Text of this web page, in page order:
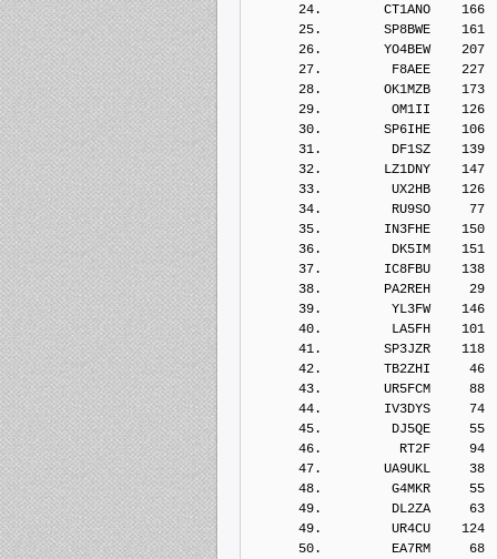
24.        CT1ANO    166
25.        SP8BWE    161
26.        YO4BEW    207
27.         F8AEE    227
28.        OK1MZB    173
29.         OM1II    126
30.        SP6IHE    106
31.         DF1SZ    139
32.        LZ1DNY    147
33.         UX2HB    126
34.         RU9SO     77
35.        IN3FHE    150
36.         DK5IM    151
37.        IC8FBU    138
38.        PA2REH     29
39.         YL3FW    146
40.         LA5FH    101
41.        SP3JZR    118
42.        TB2ZHI     46
43.        UR5FCM     88
44.        IV3DYS     74
45.         DJ5QE     55
46.          RT2F     94
47.        UA9UKL     38
48.         G4MKR     55
49.         DL2ZA     63
49.         UR4CU    124
50.         EA7RM     68